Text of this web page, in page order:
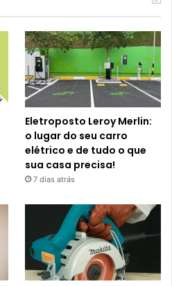
Eletroposto Leroy Merlin:
o lugar do seu carro
elétrico e de tudo o que
sua casa precisa!
7 dias atrás